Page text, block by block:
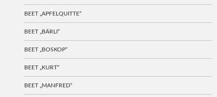
BEET „APFELQUITTE“
BEET „BÄRLI“
BEET „BOSKOP“
BEET „KURT“
BEET „MANFRED“